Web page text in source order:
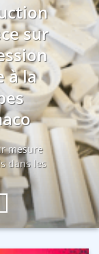
sur
à la
mesure
dans les